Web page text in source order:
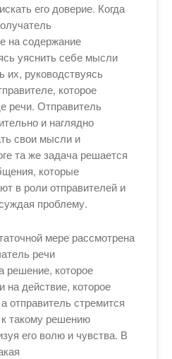
его доверие. Когда
на содержание
уяснить себе мысли
их, руководствуясь
которое
речи. Отправитель
и наглядно
свои мысли и
та же задача решается
которые
в роли отправителей и
проблему.
мере рассмотрена
речи
решение, которое
на действие, которое
отправитель стремится
такому решению
его волю и чувства. В